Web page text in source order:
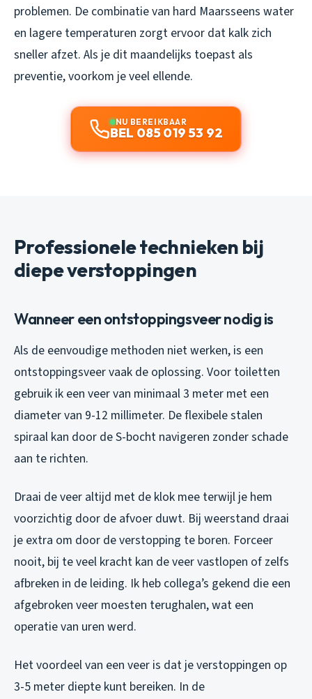
problemen. De combinatie van hard Maarsseens water
en lagere temperaturen zorgt ervoor dat kalk zich
sneller afzet. Als je dit maandelijks toepast als
preventie, voorkom je veel ellende.
NU BEREIKBAAR
BEL 085 019 53 92
Professionele technieken bij
diepe verstoppingen
Wanneer een ontstoppingsveer nodig is
Als de eenvoudige methoden niet werken, is een
ontstoppingsveer vaak de oplossing. Voor toiletten
gebruik ik een veer van minimaal 3 meter met een
diameter van 9-12 millimeter. De flexibele stalen
spiraal kan door de S-bocht navigeren zonder schade
aan te richten.
Draai de veer altijd met de klok mee terwijl je hem
voorzichtig door de afvoer duwt. Bij weerstand draai
je extra om door de verstopping te boren. Forceer
nooit, bij te veel kracht kan de veer vastlopen of zelfs
afbreken in de leiding. Ik heb collega’s gekend die een
afgebroken veer moesten terughalen, wat een
operatie van uren werd.
Het voordeel van een veer is dat je verstoppingen op
3-5 meter diepte kunt bereiken. In de